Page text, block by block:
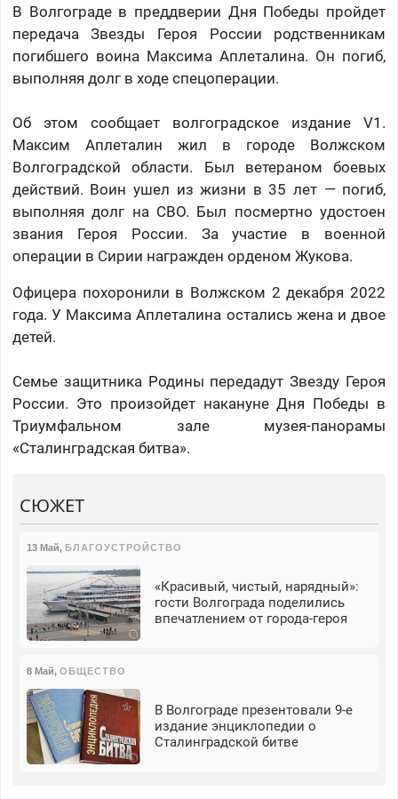
В Волгограде в преддверии Дня Победы пройдет
передача Звезды Героя России родственникам
погибшего воина Максима Аплеталина. Он погиб,
выполняя долг в ходе спецоперации.
Об этом сообщает волгоградское издание V1.
Максим Аплеталин жил в городе Волжском
Волгоградской области. Был ветераном боевых
действий. Воин ушел из жизни в 35 лет — погиб,
выполняя долг на СВО. Был посмертно удостоен
звания Героя России. За участие в военной
операции в Сирии награжден орденом Жукова.
Офицера похоронили в Волжском 2 декабря 2022
года. У Максима Аплеталина остались жена и двое
детей.
Семье защитника Родины передадут Звезду Героя
России. Это произойдет накануне Дня Победы в
Триумфальном зале музея-панорамы
«Сталинградская битва».
СЮЖЕТ
13 Май, БЛАГОУСТРОЙСТВО
«Красивый, чистый, нарядный»:
гости Волгограда поделились
впечатлением от города-героя
8 Май, ОБЩЕСТВО
В Волгограде презентовали 9-е
издание энциклопедии о
Сталинградской битве